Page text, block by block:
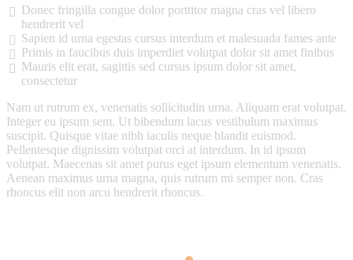
Donec fringilla congue dolor porttitor magna cras vel libero
hendrerit vel
Sapien id urna egestas cursus interdum et malesuada fames ante
Primis in faucibus duis imperdiet volutpat dolor sit amet finibus
Mauris elit erat, sagittis sed cursus ipsum dolor sit amet,
consectetur
Nam ut rutrum ex, venenatis sollicitudin urna. Aliquam erat volutpat.
Integer eu ipsum sem. Ut bibendum lacus vestibulum maximus
suscipit. Quisque vitae nibh iaculis neque blandit euismod.
Pellentesque dignissim volutpat orci at interdum. In id ipsum
volutpat. Maecenas sit amet purus eget ipsum elementum venenatis.
Aenean maximus urna magna, quis rutrum mi semper non. Cras
rhoncus elit non arcu hendrerit rhoncus.